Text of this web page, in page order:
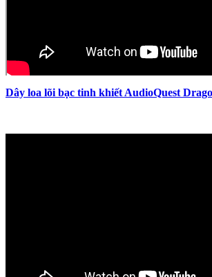
Dây loa lõi bạc tinh khiết AudioQuest